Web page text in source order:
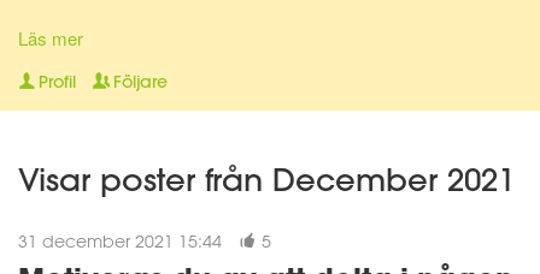
Har själv gjort stora livsstilsförändringar för ganska många år
sedan, bl.a. inom kost, motion och andlighet. Gillar att laga
hälsosam mat och att röra på mig - Då mår jag extra bra! Jag
Lamb."
Läs mer
Profil Följare
Visar poster från December 2021
31 december 2021 15:44 5